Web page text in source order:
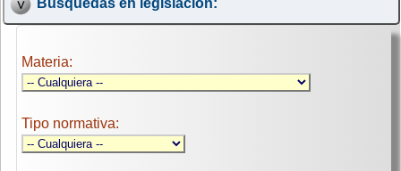
Búsquedas en legislación:
Materia:
Tipo normativa: